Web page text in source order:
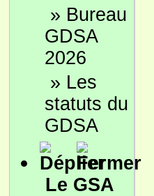
» Bureau
GDSA
2026
» Les
statuts du
GDSA
Le GSA